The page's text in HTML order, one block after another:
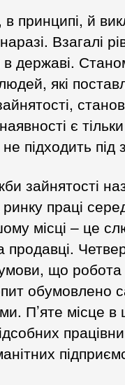
принципі, й
Взагалі
державі.
які
є
підходить
зайнятості
праці
місці – це
продавці.
що
обумовлено
П’яте місце в